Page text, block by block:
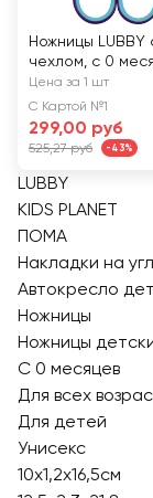
Ножницы LUBBY
чехлом, с 0
Арт. 16408/10
Цена за 1 шт
С Картой №1
299,00 руб
525,27 руб -43%
LUBBY
KIDS PLANET
ПОМА
Накладки на
Автокресло
Ножницы
Ножницы
С 0 месяцев
Для всех
Для детей
Унисекс
10x1,2x16,5см